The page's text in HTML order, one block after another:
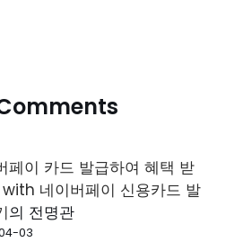
페이 카드 발급하여 혜택 받
네이버페이 신용카드 발
의 전명관
03